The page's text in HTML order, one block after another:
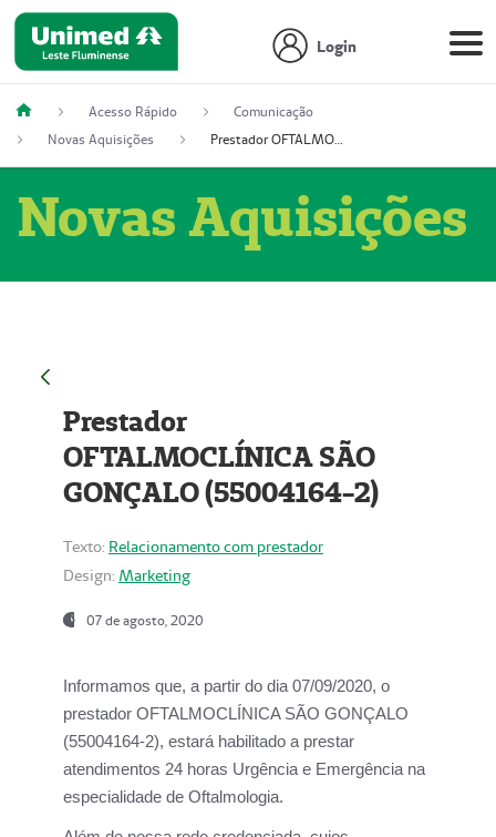
Login
Acesso Rápido
Comunicação
Novas Aquisições
Prestador OFTALMOCLÍNICA SÃO GONÇALO (55004164-2)
Novas Aquisições
Prestador
OFTALMOCLÍNICA SÃO
GONÇALO (55004164-2)
Texto: Relacionamento com prestador
Design: Marketing
07 de agosto, 2020
Informamos que, a partir do dia07/09/2020, o
prestador OFTALMOCLÍNICA SÃO GONÇALO
(55004164-2), estará habilitado a prestar
atendimentos 24 horas Urgência e Emergência na
especialidade de Oftalmologia.